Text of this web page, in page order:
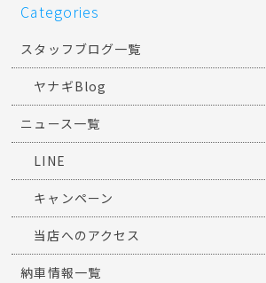
Categories
スタッフブログ一覧
ヤナギBlog
ニュース一覧
LINE
キャンペーン
当店へのアクセス
納車情報一覧